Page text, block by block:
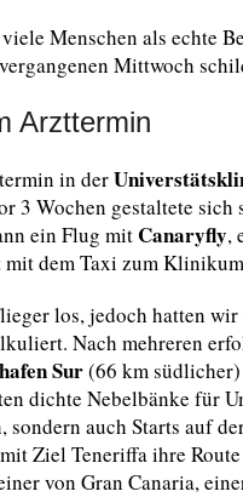
Menschen als echte
Mittwoch
Arzttermin
in der
3 Wochen gestaltete
ein Flug mitCanaryfly,
dem Taxi zum
los, jedoch hatten wir
Nach mehreren
Sur(66 km
dichte Nebelbänke für
sondern auch Starts auf
Ziel Teneriffa ihre
von Gran Canaria,